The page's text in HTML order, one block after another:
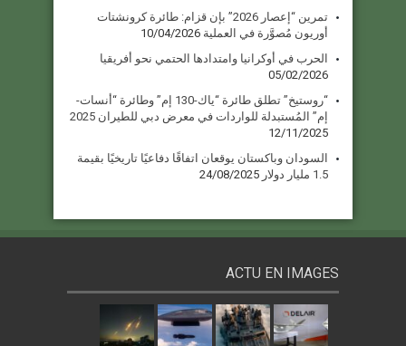
تمرين “إعصار 2026” بإن قزام: طائرة كرونشتات
أوريون مُصوَّرة في العملية 10/04/2026
الحرب في أوكرانيا وامتدادها الحتمي نحو أفريقيا
05/02/2026
“روستيخ” تطلق طائرة “ياك-130 إم” وطائرة “أنسات-
إم” المُستبدلة للواردات في معرض دبي للطيران 2025
12/11/2025
السودان وباكستان يوقعان اتفاقًا دفاعيًا تاريخيًا بقيمة
1.5 مليار دولار
24/08/2025
ACTU EN IMAGES